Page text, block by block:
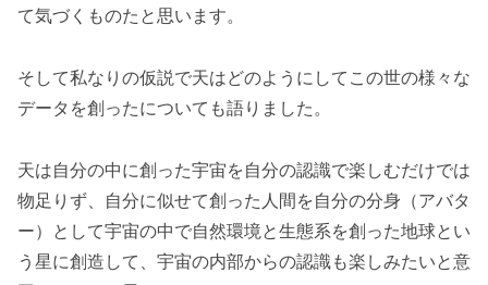
て気づくものたと思います。
そして私なりの仮説で天はどのようにしてこの世の様々な
データを創ったについても語りました。
天は自分の中に創った宇宙を自分の認識で楽しむだけでは
物足りず、自分に似せて創った人間を自分の分身（アバタ
ー）として宇宙の中で自然環境と生態系を創った地球とい
う星に創造して、宇宙の内部からの認識も楽しみたいと意